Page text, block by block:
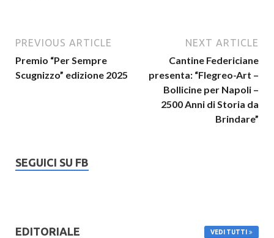
PREVIOUS ARTICLE
Premio “Per Sempre
Scugnizzo” edizione 2025
NEXT ARTICLE
Cantine Federiciane
presenta: “Flegreo-Art –
Bollicine per Napoli –
2500 Anni di Storia da
Brindare”
SEGUICI SU FB
EDITORIALE VEDI TUTTI